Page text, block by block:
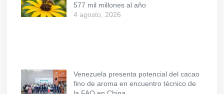
577 mil millones al año
4 agosto, 2026
Venezuela presenta potencial del cacao
fino de aroma en encuentro técnico de